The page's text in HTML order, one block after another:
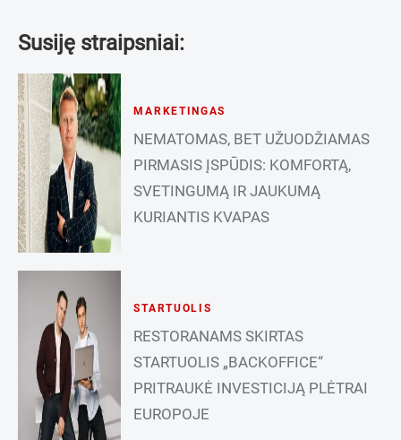
Susiję straipsniai:
MARKETINGAS
NEMATOMAS, BET UŽUODŽIAMAS
PIRMASIS ĮSPŪDIS: KOMFORTĄ,
SVETINGUMĄ IR JAUKUMĄ
KURIANTIS KVAPAS
STARTUOLIS
RESTORANAMS SKIRTAS
STARTUOLIS „BACKOFFICE“
PRITRAUKĖ INVESTICIJĄ PLĖTRAI
EUROPOJE